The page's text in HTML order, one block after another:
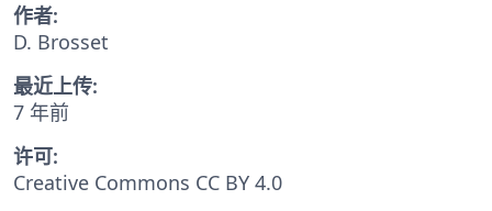
作者:
D. Brosset
最近上传:
7 年前
许可:
Creative Commons CC BY 4.0